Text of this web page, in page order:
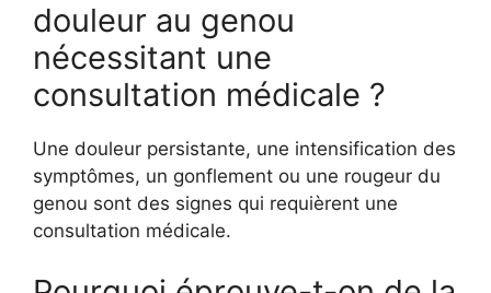
douleur au genou
nécessitant une
consultation médicale ?
Une douleur persistante, une intensification des
symptômes, un gonflement ou une rougeur du
genou sont des signes qui requièrent une
consultation médicale.